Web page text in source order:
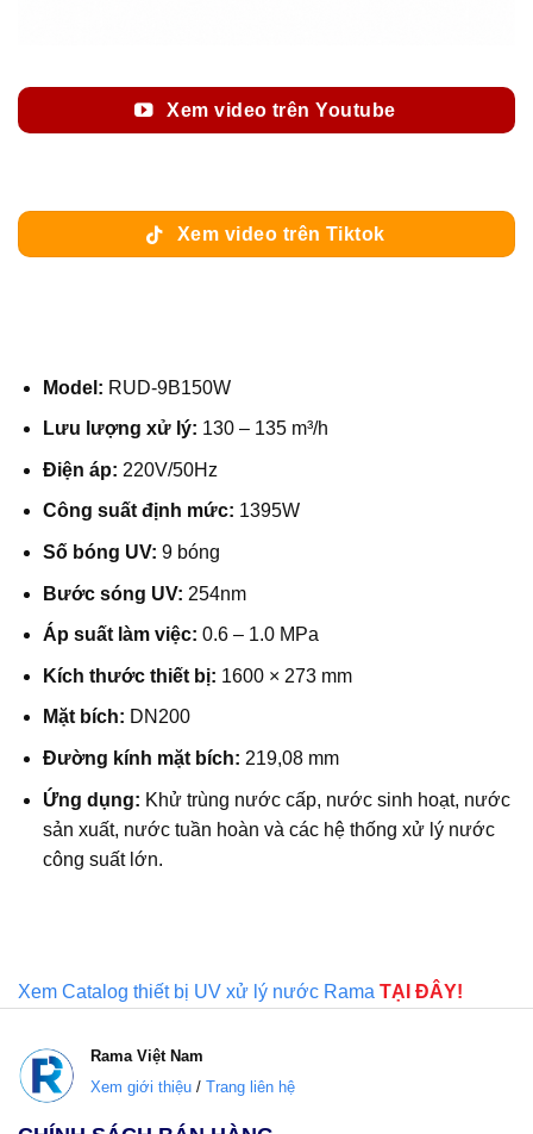
Xem video trên Youtube
Xem video trên Tiktok
Model: RUD-9B150W
Lưu lượng xử lý: 130 – 135 m³/h
Điện áp: 220V/50Hz
Công suất định mức: 1395W
Số bóng UV: 9 bóng
Bước sóng UV: 254nm
Áp suất làm việc: 0.6 – 1.0 MPa
Kích thước thiết bị: 1600 × 273 mm
Mặt bích: DN200
Đường kính mặt bích: 219,08 mm
Ứng dụng: Khử trùng nước cấp, nước sinh hoạt, nước
sản xuất, nước tuần hoàn và các hệ thống xử lý nước
công suất lớn.
Xem Catalog thiết bị UV xử lý nước Rama TẠI ĐÂY!
RamaViệt Nam
Xem giới thiệu/ Trang liên hệ